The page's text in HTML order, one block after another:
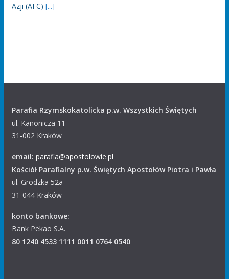
Azji (AFC) [...]
Parafia Rzymskokatolicka p.w. Wszystkich Świętych
ul. Kanonicza 11
31-002 Kraków
email: parafia@apostolowie.pl
Kościół Parafialny p.w. Świętych Apostołów Piotra i Pawła
ul. Grodzka 52a
31-044 Kraków
konto bankowe:
Bank Pekao S.A.
80 1240 4533 1111 0011 0764 0540